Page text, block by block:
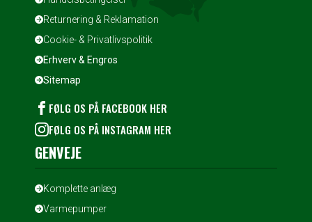
Returnering & Reklamation
Cookie- & Privatlivspolitik
Erhverv & Engros
Sitemap
FØLG OS PÅ FACEBOOK HER
FØLG OS PÅ INSTAGRAM HER
GENVEJE
Komplette anlæg
Varmepumper